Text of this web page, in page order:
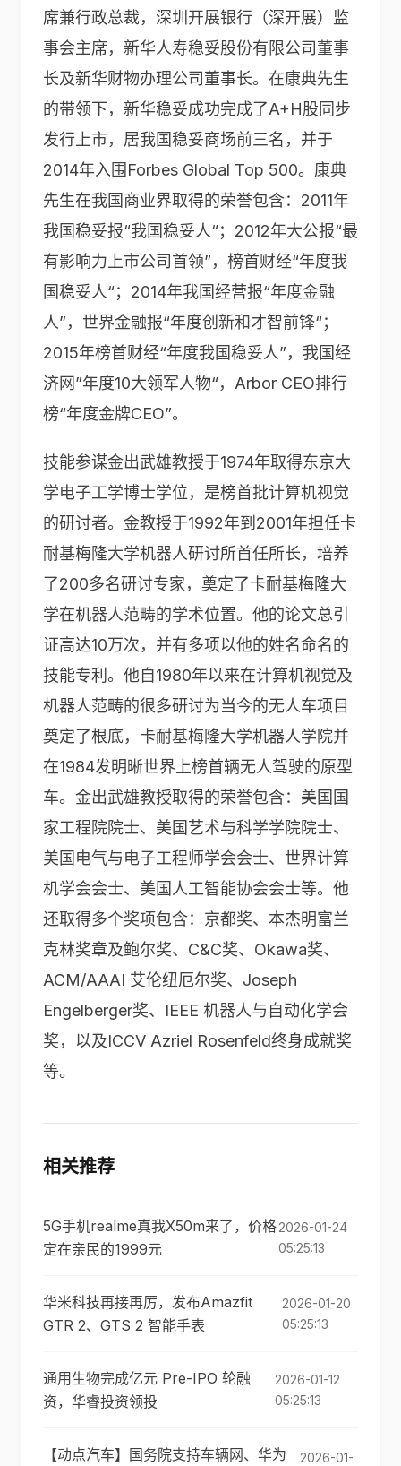
席兼行政总裁，深圳开展银行（深开展）监
事会主席，新华人寿稳妥股份有限公司董事
长及新华财物办理公司董事长。在康典先生
的带领下，新华稳妥成功完成了A+H股同步
发行上市，居我国稳妥商场前三名，并于
2014年入围Forbes Global Top 500。康典
先生在我国商业界取得的荣誉包含：2011年
我国稳妥报“我国稳妥人“；2012年大公报“最
有影响力上市公司首领”，榜首财经“年度我
国稳妥人“；2014年我国经营报“年度金融
人”，世界金融报“年度创新和才智前锋“；
2015年榜首财经“年度我国稳妥人”，我国经
济网”年度10大领军人物“，Arbor CEO排行
榜“年度金牌CEO”。
技能参谋金出武雄教授于1974年取得东京大
学电子工学博士学位，是榜首批计算机视觉
的研讨者。金教授于1992年到2001年担任卡
耐基梅隆大学机器人研讨所首任所长，培养
了200多名研讨专家，奠定了卡耐基梅隆大
学在机器人范畴的学术位置。他的论文总引
证高达10万次，并有多项以他的姓名命名的
技能专利。他自1980年以来在计算机视觉及
机器人范畴的很多研讨为当今的无人车项目
奠定了根底，卡耐基梅隆大学机器人学院并
在1984发明晰世界上榜首辆无人驾驶的原型
车。金出武雄教授取得的荣誉包含：美国国
家工程院院士、美国艺术与科学学院院士、
美国电气与电子工程师学会会士、世界计算
机学会会士、美国人工智能协会会士等。他
还取得多个奖项包含：京都奖、本杰明富兰
克林奖章及鲍尔奖、C&C奖、Okawa奖、
ACM/AAAI 艾伦纽厄尔奖、Joseph
Engelberger奖、IEEE 机器人与自动化学会
奖，以及ICCV Azriel Rosenfeld终身成就奖
等。
相关推荐
5G手机realme真我X50m来了，价格
定在亲民的1999元
2026-01-24
05:25:13
华米科技再接再厉，发布Amazfit
GTR 2、GTS 2 智能手表
2026-01-20
05:25:13
通用生物完成亿元 Pre-IPO 轮融
资，华睿投资领投
2026-01-12
05:25:13
【动点汽车】国务院支持车辆网、华为
2026-01-